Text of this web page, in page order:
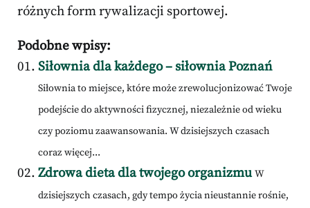
różnych form rywalizacji sportowej.
Podobne wpisy:
Siłownia dla każdego – siłownia Poznań
Siłownia to miejsce, które może zrewolucjonizować Twoje
podejście do aktywności fizycznej, niezależnie od wieku
czy poziomu zaawansowania. W dzisiejszych czasach
coraz więcej...
Zdrowa dieta dla twojego organizmu W
dzisiejszych czasach, gdy tempo życia nieustannie rośnie,